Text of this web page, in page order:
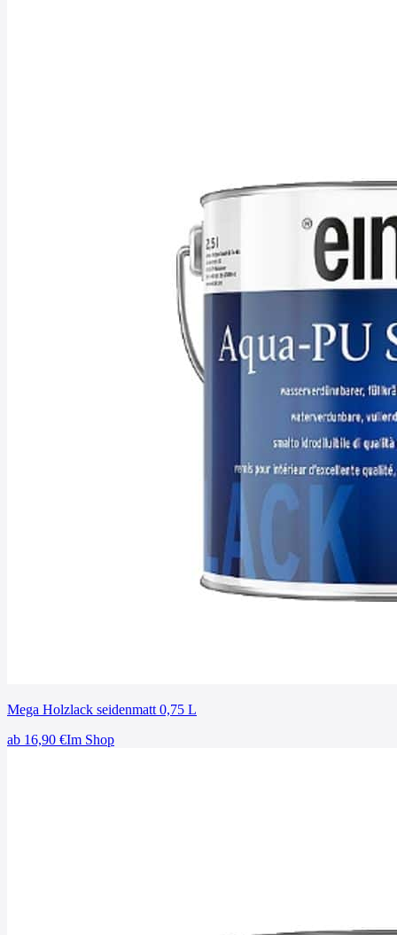
Mega Holzlack seidenmatt 0,75 L
ab 16,90 €Im Shop